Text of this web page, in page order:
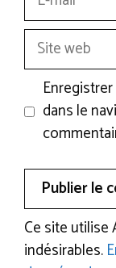
mail
Site
web
dans le
Ce site utilise
indésirables.